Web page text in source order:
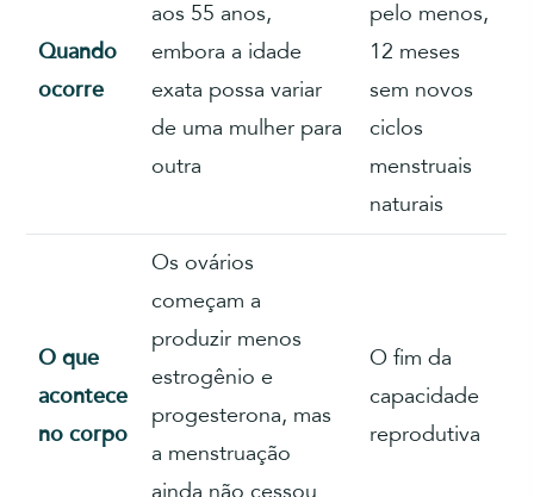
Quando
ocorre
aos 55 anos,
embora a idade
exata possa variar
de uma mulher para
outra
pelo menos,
12 meses
sem novos
ciclos
menstruais
naturais
O que
acontece
no corpo
Os ovários
começam a
produzir menos
estrogênio e
progesterona, mas
a menstruação
O fim da
capacidade
reprodutiva